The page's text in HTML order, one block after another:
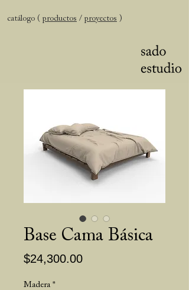
catálogo ( productos / proyectos )
Base Cama Básica
$24,300.00Precio
Madera *